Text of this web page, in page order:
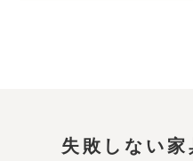
失敗しない